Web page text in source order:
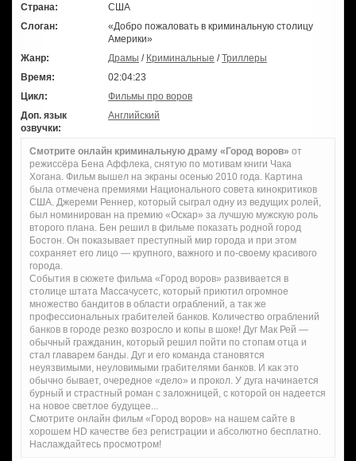
Страна:
США
Слоган:
«Добро пожаловать в криминальную столицу
Америки»
Жанр:
Драмы / Криминальные /Триллеры
Время:
02:04:23
Цикл:
Фильмы про воров
Доп. язык
озвучки:
Английский
Смотрите онлайн криминальную драму «Город воров» от
режиссёра Бена Аффлека, снятую по мотивам книги Чака
Хогана. Фильм вышел на экраны осенью 2010 года. Картина
была отмечена премиями Национального совета кинокритиков
США. Джереми Реннер, который сыграл одну из ведущих ролей,
был номинирован на премию «Оскар» за лучшую мужскую роль
второго плана. Бен решил в фильме показать родной город
Бостон. Он показывает преступный мир города и при этом
сохраняет его лицо — крупного, важного и по-своему красивого
города.
События в сюжете фильма «Город воров» развивается в
столице штата Массачусетс, который приютил огромное
множество бандитов в области ограблений, а так же
профессиональных грабителей банков. Количество ограблений
банков в городе резко возросло и копы в шоке! Дуг Мак Рей —
обычный гражданин, который решил пойти по стопам отца и
стал главарем банды. Дуг и его команда становятся
неуязвимыми, неуловимыми грабителями банков. И как это
обычно бывает, очередное «дело» и прокол. У дуга начинается
бурный и страстный роман с заложницей, с которой он надеется
на новое светлое будущее...
Смотрите онлайн фильм «Город воров» на нашем сайте в
хорошем HD качестве без регистрации и абсолютно бесплатно.
Наслаждайтесь просмотром!